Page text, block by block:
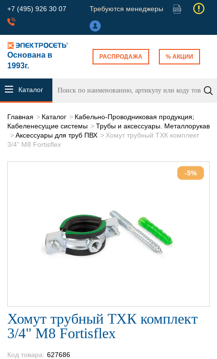
+7 (495) 926 30 07 Требуются менеджеры
Основана в
1993г.
РАСПРОДАЖА % АКЦИИ
Каталог
Главная Каталог
Кабельно-Проводниковая продукция;
Кабеленесущие системы
Трубы и аксессуары. Металлорукав
Аксессуары для труб ПВХ
Хомут трубный ТХК комплект
3/4" М8 Fortisflex
-5%
Хомут трубный ТХК комплект
3/4" М8 Fortisflex
Код товара: 627686